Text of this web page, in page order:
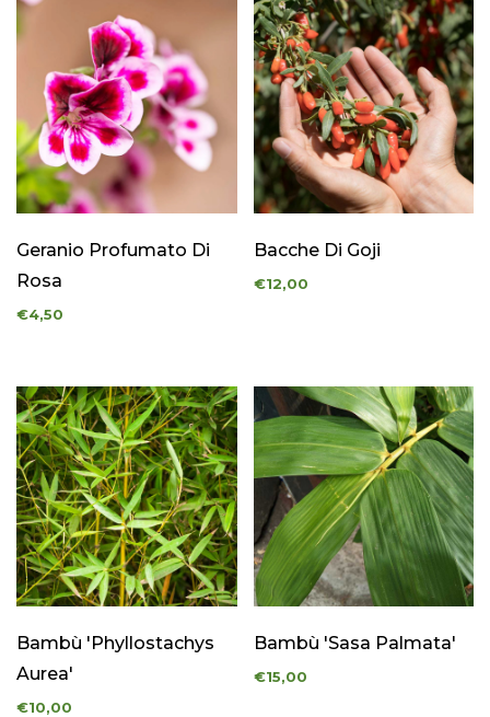
Geranio Profumato Di
Rosa
€4,50
Bacche Di Goji
€12,00
Bambù 'Phyllostachys
Aurea'
€10,00
Bambù 'Sasa Palmata'
€15,00